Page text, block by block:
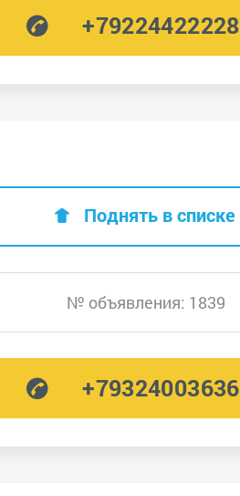
+79224422228
Поднять в списке
№ объявления: 1839
+79324003636